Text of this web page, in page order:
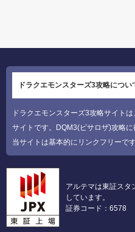
ドラクエモンスターズ3攻略につい
ドラクエモンスターズ3攻略サイト
サイトです。DQM3(ピサロザ)攻略
当サイトは基本的にリンクフリーです
アルテマは東証スタ
しています。
証券コード：6578